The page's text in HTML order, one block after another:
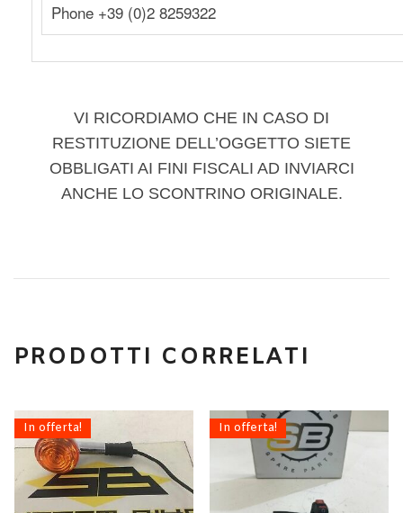
Phone +39 (0)2 8259322
VI RICORDIAMO CHE IN CASO DI
RESTITUZIONE DELL’OGGETTO SIETE
OBBLIGATI AI FINI FISCALI AD INVIARCI
ANCHE LO SCONTRINO ORIGINALE.
PRODOTTI CORRELATI
In offerta! In offerta!